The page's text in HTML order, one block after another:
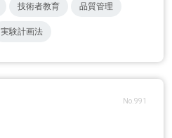
技術者教育 品質管理
実験計画法
No.991